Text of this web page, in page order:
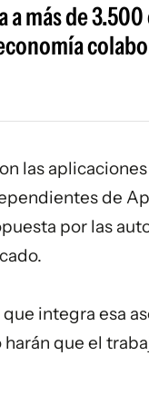
más de
las
de
por las
integra esa
que el